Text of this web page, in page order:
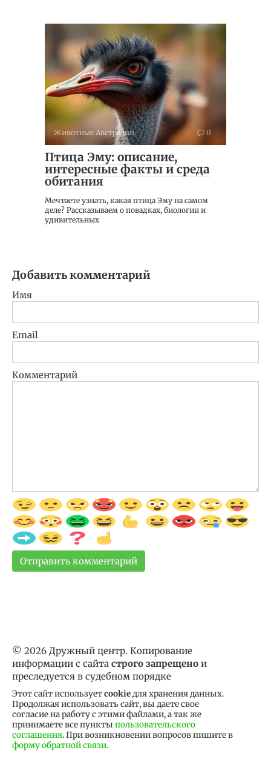
Животные Австралии 0
Птица Эму: описание,
интересные факты и среда
обитания
Мечтаете узнать, какая птица Эму на самом
деле? Рассказываем о повадках, биологии и
удивительных
Добавить комментарий
Имя
Email
Комментарий
© 2026 Дружный центр. Копирование
информации с сайта строго запрещено и
преследуется в судебном порядке
Этот сайт используетcookieдля хранения данных.
Продолжая использовать сайт, вы даете свое
согласие на работу с этими файлами, а так же
принимаете все пункты пользовательского
соглашения. При возникновении вопросов пишите в
форму обратной связи.